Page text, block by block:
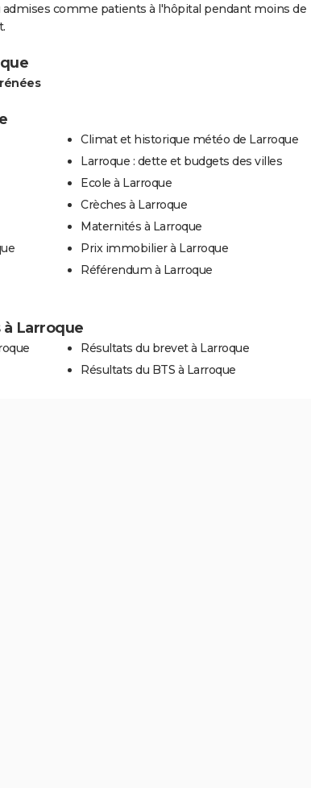
admises comme patients à l'hôpital pendant moins de
Climat et historique météo de Larroque
Larroque : dette et budgets des villes
Ecole à Larroque
Crèches à Larroque
Maternités à Larroque
Prix immobilier à Larroque
Référendum à Larroque
Larroque
Résultats du brevet à Larroque
Résultats du BTS à Larroque